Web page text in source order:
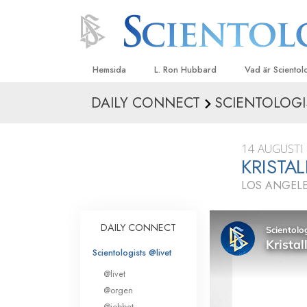
Hemsida L. Ron Hubbard Vad är
Trossatser och
Vad
Scientology
Träffa en
Inne i en Kyrka
Scientologys
En introduktion
DAILY CONNECT
14
LOS
DAILY CONNECT
Scientologists @livet
@livet
@orgen